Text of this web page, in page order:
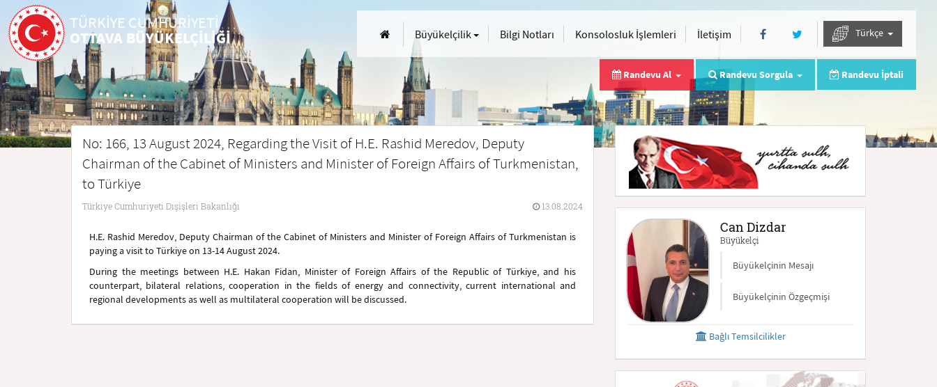
TÜRKİYE CUMHURİYETİ
OTTAVA BÜYÜKELÇİLİĞİ Büyükelçilik Bilgi Notları Konsolosluk İşlemleri İletişim Türkçe
Randevu Al Randevu Sorgula Randevu İptali
No: 166, 13 August 2024, Regarding the Visit of H.E. Rashid Meredov, Deputy
Chairman of the Cabinet of Ministers and Minister of Foreign Affairs of Turkmenistan,
to Türkiye
Türkiye Cumhuriyeti Dışişleri Bakanlığı 13.08.2024
H.E. Rashid Meredov, Deputy Chairman of the Cabinet of Ministers and Minister of Foreign Affairs of Turkmenistan is
paying a visit to Türkiye on 13-14 August 2024.
During the meetings between H.E. Hakan Fidan, Minister of Foreign Affairs of the Republic of Türkiye, and his
counterpart, bilateral relations, cooperation in the fields of energy and connectivity, current international and
regional developments as well as multilateral cooperation will be discussed.
Can Dizdar
Büyükelçi
Büyükelçinin Mesajı
Büyükelçinin Özgeçmişi
Bağlı Temsilcilikler